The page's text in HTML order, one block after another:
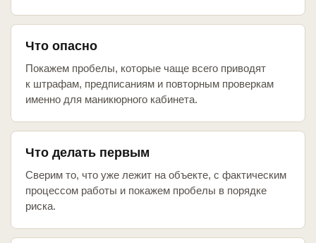
Что опасно
Покажем пробелы, которые чаще всего приводят
к штрафам, предписаниям и повторным проверкам
именно для маникюрного кабинета.
Что делать первым
Сверим то, что уже лежит на объекте, с фактическим
процессом работы и покажем пробелы в порядке
риска.